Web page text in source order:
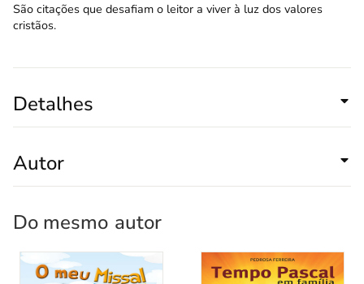
São citações que desafiam o leitor a viver à luz dos valores
cristãos.
Detalhes
Autor
Do mesmo autor